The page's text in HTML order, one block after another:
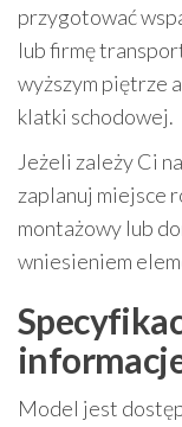
przygotować
lub firmę
wyższym piętrze
klatki schodowej.
Jeżeli zależy Ci
zaplanuj miejsce
montażowy lub
wniesieniem
Model jest